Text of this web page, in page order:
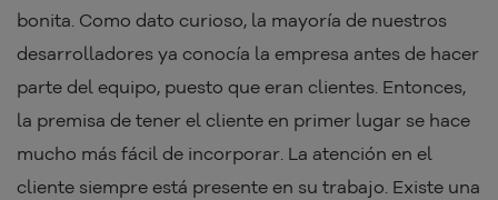
bonita. Como dato curioso, la mayoría de nuestros
desarrolladores ya conocía la empresa antes de hacer
parte del equipo, puesto que eran clientes. Entonces,
la premisa de tener el cliente en primer lugar se hace
mucho más fácil de incorporar. La atención en el
cliente siempre está presente en su trabajo. Existe una